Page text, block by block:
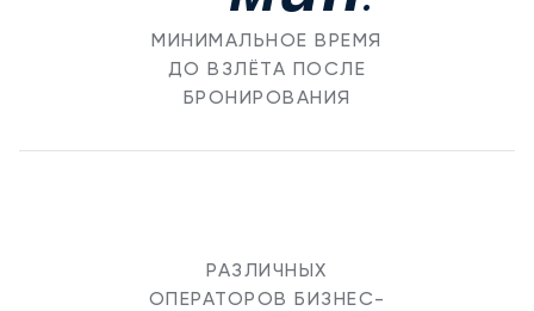
МИНИМАЛЬНОЕ ВРЕМЯ
ДО ВЗЛЁТА ПОСЛЕ
БРОНИРОВАНИЯ
РАЗЛИЧНЫХ
ОПЕРАТОРОВ БИЗНЕС-